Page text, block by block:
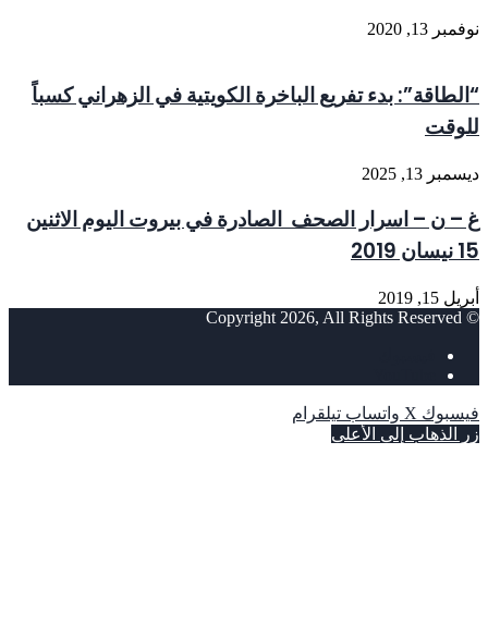
13, 2020
بدء تفريع الباخرة الكويتية في الزهراني كسباً
13, 2025
– ن – اسرار الصحف الصادرة في بيروت اليوم الاثنين
2019
15, 2019
فيسبوك
‫YouTube
‫X واتساب تيلقرام
الذهاب إلى الأعلى